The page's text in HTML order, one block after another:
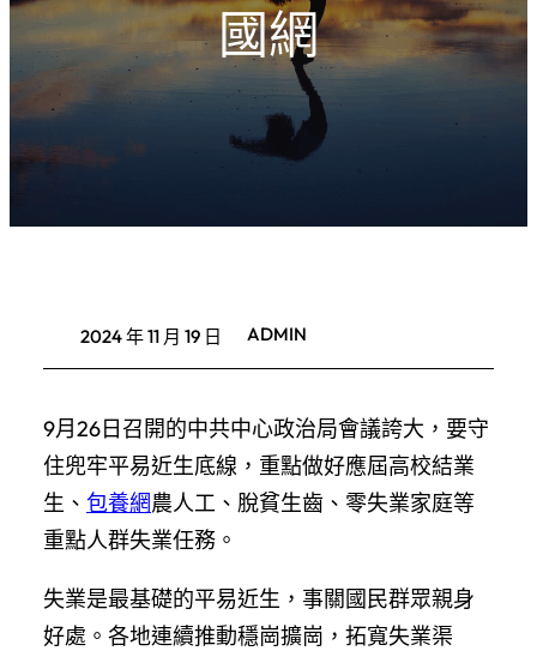
國網
2024 年 11 月 19 日 ADMIN
9月26日召開的中共中心政治局會議誇大，要守
住兜牢平易近生底線，重點做好應屆高校結業
生、 包養網農人工、脫貧生齒、零失業家庭等
重點人群失業任務。
失業是最基礎的平易近生，事關國民群眾親身
好處。各地連續推動穩崗擴崗，拓寬失業渠